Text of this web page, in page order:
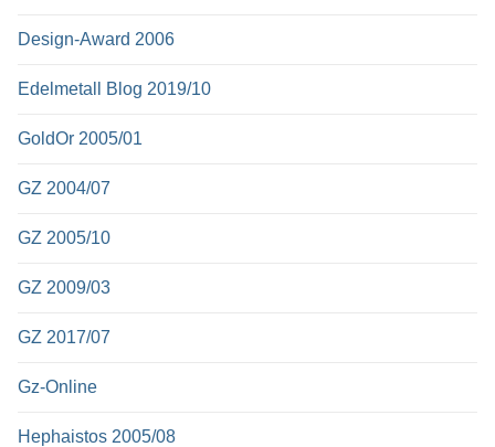
Design-Award 2006
Edelmetall Blog 2019/10
GoldOr 2005/01
GZ 2004/07
GZ 2005/10
GZ 2009/03
GZ 2017/07
Gz-Online
Hephaistos 2005/08